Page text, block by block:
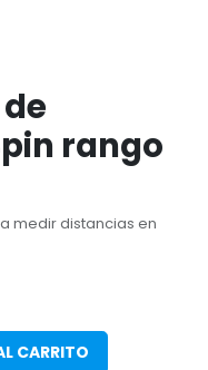
rango
medir distancias en
CARRITO